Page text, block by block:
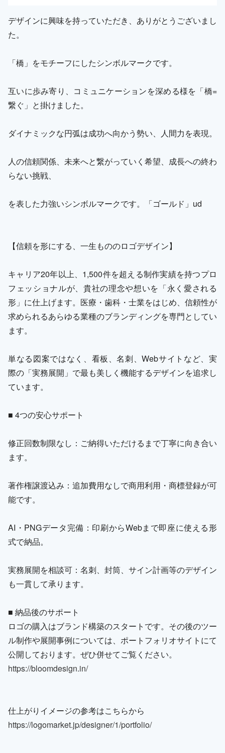
デザインに興味を持っていただき、ありがとうございまし
た。
「橋」をモチーフにしたシンボルマークです。
互いに歩み寄り、コミュニケーションを深める様を「橋=
繋ぐ」と掛けました。
ダイナミックな円弧は成功へ向かう勢い、人間力を表現。
人の信頼関係、未来へと繋がっていく希望、成長への終わ
らない挑戦、
を表した力強いシンボルマークです。「ゴールド」ud
【信頼を形にする、一生もののロゴデザイン】
キャリア20年以上、1,500件を超える制作実績を持つプロ
フェッショナルが、貴社の理念や想いを「永く愛される
形」に仕上げます。医療・歯科・士業をはじめ、信頼性が
求められるあらゆる業種のブランディングを専門としてい
ます。
単なる図案ではなく、看板、名刺、Webサイトなど、実
際の「実務展開」で最も美しく機能するデザインを追求し
ています。
■ 4つの安心サポート
修正回数制限なし：ご納得いただけるまで丁寧に向き合い
ます。
著作権譲渡込み：追加費用なしで商用利用・商標登録が可
能です。
AI・PNGデータ完備：印刷からWebまで即座に使える形
式で納品。
実務展開を相談可：名刺、封筒、サイン計画等のデザイン
も一貫して承ります。
■ 納品後のサポート
ロゴの購入はブランド構築のスタートです。その後のツー
ル制作や展開事例については、ポートフォリオサイトにて
公開しております。ぜひ併せてご覧ください。
https://bloomdesign.in/
仕上がりイメージの参考はこちらから
https://logomarket.jp/designer/1/portfolio/